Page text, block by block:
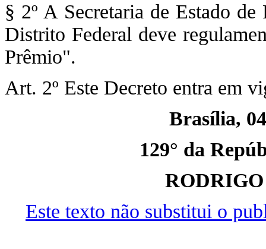
§ 2º A Secretaria de Estado
Distrito Federal deve
Prêmio".
Art. 2º Este Decreto entra em
Brasília,
129° da
Este texto não substitui o